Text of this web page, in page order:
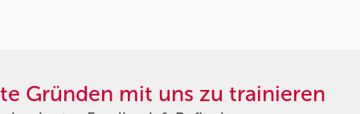
Gründen mit uns zu trainieren